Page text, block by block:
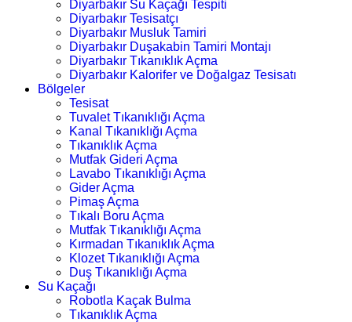
Diyarbakır Su Kaçağı Tespiti
Diyarbakır Tesisatçı
Diyarbakır Musluk Tamiri
Diyarbakır Duşakabin Tamiri Montajı
Diyarbakır Tıkanıklık Açma
Diyarbakır Kalorifer ve Doğalgaz Tesisatı
Bölgeler
Tesisat
Tuvalet Tıkanıklığı Açma
Kanal Tıkanıklığı Açma
Tıkanıklık Açma
Mutfak Gideri Açma
Lavabo Tıkanıklığı Açma
Gider Açma
Pimaş Açma
Tıkalı Boru Açma
Mutfak Tıkanıklığı Açma
Kırmadan Tıkanıklık Açma
Klozet Tıkanıklığı Açma
Duş Tıkanıklığı Açma
Su Kaçağı
Robotla Kaçak Bulma
Tıkanıklık Açma